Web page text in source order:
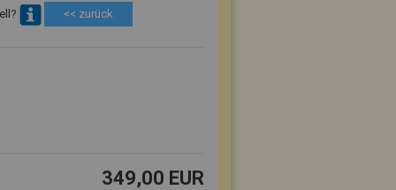
<< zurück
349,00 EUR